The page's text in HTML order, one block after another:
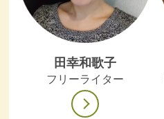
田幸和歌子
フリーライター